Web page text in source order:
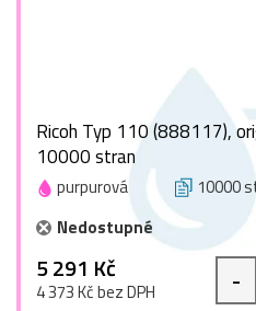
Ricoh Typ 110 (888117),
10000 stran
purpurová 10000
Nedostupné
5 291 Kč
4 373 Kč bez DPH -